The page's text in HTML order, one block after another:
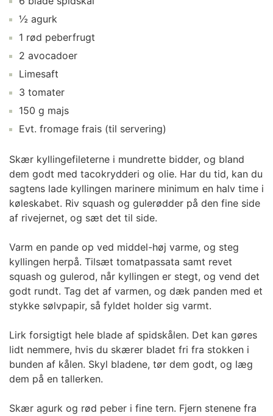
½ agurk
1 rød peberfrugt
2 avocadoer
Limesaft
3 tomater
150 g majs
Evt. fromage frais (til servering)
Skær kyllingefileterne i mundrette bidder, og bland
dem godt med tacokrydderi og olie. Har du tid, kan du
sagtens lade kyllingen marinere minimum en halv time i
køleskabet. Riv squash og gulerødder på den fine side
af rivejernet, og sæt det til side.
Varm en pande op ved middel-høj varme, og steg
kyllingen herpå. Tilsæt tomatpassata samt revet
squash og gulerod, når kyllingen er stegt, og vend det
godt rundt. Tag det af varmen, og dæk panden med et
stykke sølvpapir, så fyldet holder sig varmt.
Lirk forsigtigt hele blade af spidskålen. Det kan gøres
lidt nemmere, hvis du skærer bladet fri fra stokken i
bunden af kålen. Skyl bladene, tør dem godt, og læg
dem på en tallerken.
Skær agurk og rød peber i fine tern. Fjern stenene fra